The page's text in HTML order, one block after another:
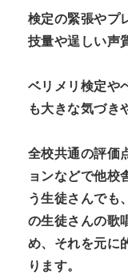
検定の緊張やプ
技量や逞しい声
ベリメリ検定や
も大きな気づき
全校共通の評価
ョンなどで他校
う生徒さんでも
の生徒さんの歌
め、それを元に
ります。